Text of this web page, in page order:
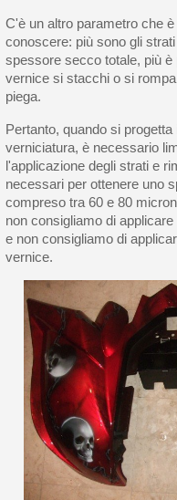
C'è un altro parametro che
conoscere: più sono gli
spessore secco totale, più è
vernice si stacchi o si
piega.
Pertanto, quando si
verniciatura, è necessario
l'applicazione degli strati e
necessari per ottenere uno
compreso tra 60 e 80
non consigliamo di
e non consigliamo di
vernice.